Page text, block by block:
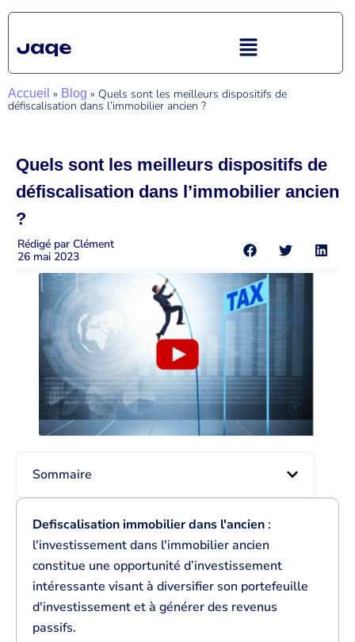
Accueil » Blog » Quels sont les meilleurs dispositifs de
défiscalisation dans l’immobilier ancien ?
Quels sont les meilleurs dispositifs de
défiscalisation dans l’immobilier ancien
?
Rédigé par Clément
26 mai 2023
Sommaire
Defiscalisation immobilier dans l'ancien :
l'investissement dans l'immobilier ancien
constitue une opportunité d’investissement
intéressante visant à diversifier son portefeuille
d'investissement et à générer des revenus
passifs.